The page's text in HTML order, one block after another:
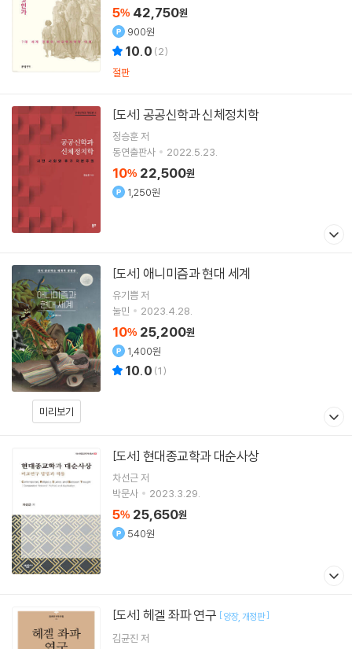
5% 42,750원
900원
10.0 (2)
절판
[도서] 공공신학과 신체정치학
정승훈저
동연출판사
2022.5.23.
10% 22,500원
1,250원
미리보기
[도서] 애니미즘과 현대 세계
유기쁨저
눌민
2023.4.28.
10% 25,200원
1,400원
10.0 (1)
[도서] 현대종교학과 대순사상
차선근 저
박문사
2023.3.29.
5% 25,650원
540원
[도서] 헤겔 좌파 연구 [양장 개정판]
김균진 저